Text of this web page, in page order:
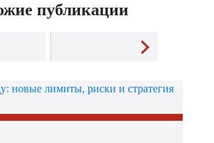
публикации